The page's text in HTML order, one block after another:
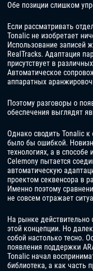
Обе позиции слишком
Если рассматривать
Tonalic не изобретает
Использование записей
RealTracks. Адаптация
присутствует в
Автоматическое
аппаратных
Поэтому разговоры о
обеспечения выглядят
Однако сводить Tonalic
было бы ошибкой.
технологиях, а в
Celemony пытается
автоматическую
проектом секвенсора в
Именно поэтому
не совсем отражает
На рынке
этой концепции. Но
собой настолько тесно.
появления поддержки
Tonalic начал
библиотека, а как часть